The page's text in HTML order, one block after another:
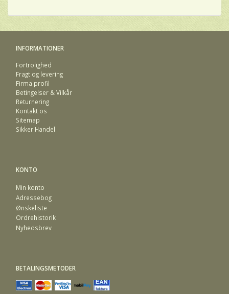
INFORMATIONER
Fortrolighed
Fragt og levering
Firma profil
Betingelser & Vilkår
Returnering
Kontakt os
Sitemap
Sikker Handel
KONTO
Min konto
Adressebog
Ønskeliste
Ordrehistorik
Nyhedsbrev
BETALINGSMETODER